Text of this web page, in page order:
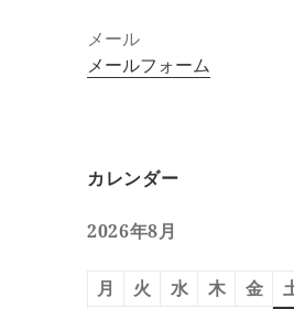
メール
メールフォーム
カレンダー
2026年8月
月 火 水 木 金